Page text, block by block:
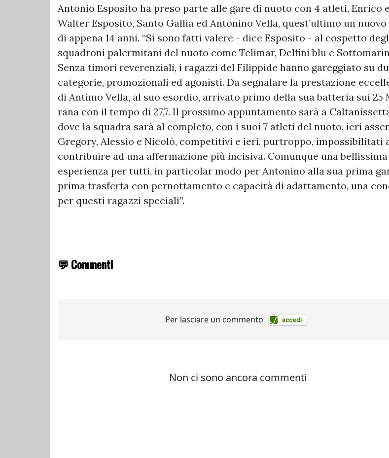
Antonio Esposito ha preso parte alle gare di nuoto con 4 atleti, Enrico e
Walter Esposito, Santo Gallia ed Antonino Vella, quest’ultimo un
di appena 14 anni. “Si sono fatti valere - dice Esposito - al cospetto
squadroni palermitani del nuoto come Telimar, Delfini blu e
Senza timori reverenziali, i ragazzi del Filippide hanno gareggiato su
categorie, promozionali ed agonisti. Da segnalare la prestazione
di Antimo Vella, al suo esordio, arrivato primo della sua batteria sui 25
rana con il tempo di 27,7. Il prossimo appuntamento sarà a
dove la squadra sarà al completo, con i suoi 7 atleti del nuoto, ieri
Gregory, Alessio e Nicolò, competitivi e ieri, purtroppo, impossibilitati
contribuire ad una affermazione più incisiva. Comunque una bellissima
esperienza per tutti, in particolar modo per Antonino alla sua prima
prima trasferta con pernottamento e capacità di adattamento, una
per questi ragazzi speciali”.
💬 Commenti